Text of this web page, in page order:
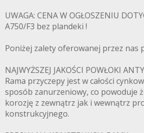
UWAGA: CENA W OGŁOSZENIU
A750/F3 bez plandeki !
Poniżej zalety oferowanej przez nas
NAJWYŻSZEJ JAKOŚCI POWŁOKI
Rama przyczepy jest w całości
sposób zanurzeniowy, co powoduje
korozję z zewnątrz jak i wewnątrz
konstrukcyjnego.